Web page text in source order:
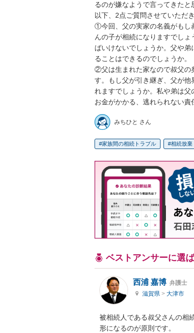
るのが嫌なようで言ってきたと
以下、2点ご質問させていただき
①今回、父の実家の名義がもし
んの子が相続になりますでし
ばいけないでしょうか。父や
ることはできるのでしょうか。
②父は生まれた家なので叔父の
す。もし父が引き継ぎ、父が
れますでしょうか。私や弟は父
お金がかかる、逃れられない責
みちひと さん
家族間の相続トラブル 相続放棄
ベストアンサーに選
西浦 嘉博 弁護士
滋賀県 > 大津市
被相続人である叔父さんの相
形になるのが原則です。